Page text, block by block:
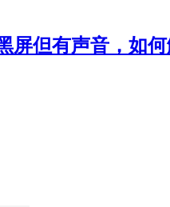
屏但有声音，如何